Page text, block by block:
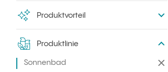
Produktvorteil
Produktlinie
Sonnenbad